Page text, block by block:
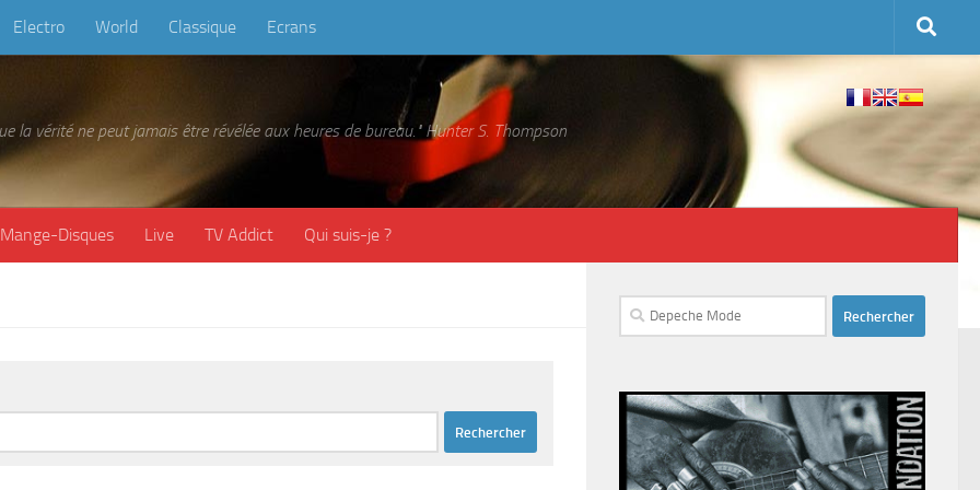
Electro World Classique Ecrans
la vérité ne peut jamais être révélée aux heures de bureau." Hunter S. Thompson
Mange-Disques Live TV Addict Qui suis-je ?
Rechercher :